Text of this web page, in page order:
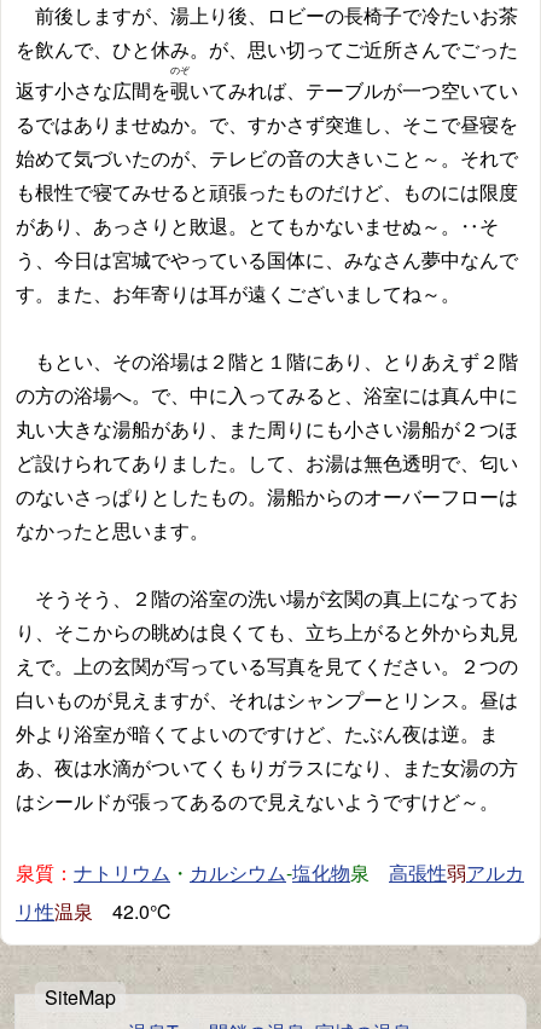
前後しますが、湯上り後、ロビーの長椅子で冷たいお茶
を飲んで、ひと休み。が、思い切ってご近所さんでごった
返す小さな広間を覗
のぞ
いてみれば、テーブルが一つ空いてい
るではありませぬか。で、すかさず突進し、そこで昼寝を
始めて気づいたのが、テレビの音の大きいこと～。それで
も根性で寝てみせると頑張ったものだけど、ものには限度
があり、あっさりと敗退。とてもかないませぬ～。‥そ
う、今日は宮城でやっている国体に、みなさん夢中なんで
す。また、お年寄りは耳が遠くございましてね～。
もとい、その浴場は２階と１階にあり、とりあえず２階
の方の浴場へ。で、中に入ってみると、浴室には真ん中に
丸い大きな湯船があり、また周りにも小さい湯船が２つほ
ど設けられてありました。して、お湯は無色透明で、匂い
のないさっぱりとしたもの。湯船からのオーバーフローは
なかったと思います。
そうそう、２階の浴室の洗い場が玄関の真上になってお
り、そこからの眺めは良くても、立ち上がると外から丸見
えで。上の玄関が写っている写真を見てください。２つの
白いものが見えますが、それはシャンプーとリンス。昼は
外より浴室が暗くてよいのですけど、たぶん夜は逆。ま
あ、夜は水滴がついてくもりガラスになり、また女湯の方
はシールドが張ってあるので見えないようですけど～。
泉質： ナトリウム ・ カルシウム-塩化物泉 高張性弱アルカ
リ性温泉 42.0℃